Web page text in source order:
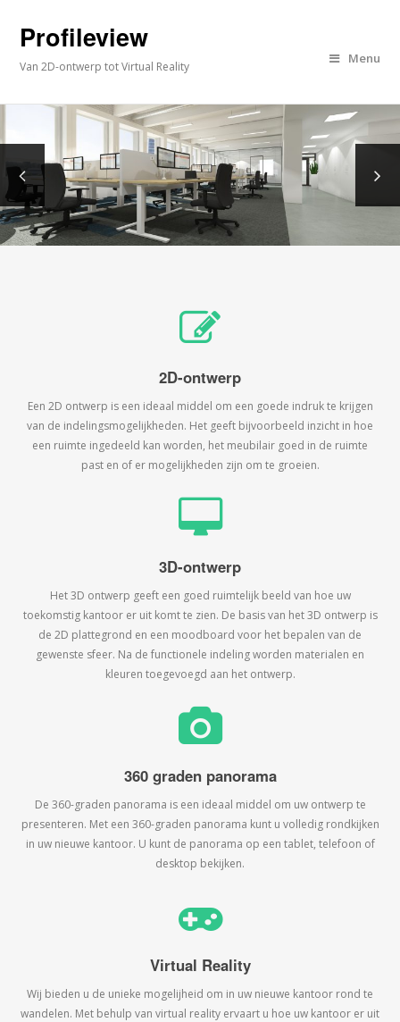
Profileview
Van 2D-ontwerp tot Virtual Reality
Menu
2D-ontwerp
Een 2D ontwerp is een ideaal middel om een goede indruk te krijgen
van de indelingsmogelijkheden. Het geeft bijvoorbeeld inzicht in hoe
een ruimte ingedeeld kan worden, het meubilair goed in de ruimte
past en of er mogelijkheden zijn om te groeien.
3D-ontwerp
Het 3D ontwerp geeft een goed ruimtelijk beeld van hoe uw
toekomstig kantoor er uit komt te zien. De basis van het 3D ontwerp is
de 2D plattegrond en een moodboard voor het bepalen van de
gewenste sfeer. Na de functionele indeling worden materialen en
kleuren toegevoegd aan het ontwerp.
360 graden panorama
De 360-graden panorama is een ideaal middel om uw ontwerp te
presenteren. Met een 360-graden panorama kunt u volledig rondkijken
in uw nieuwe kantoor. U kunt de panorama op een tablet, telefoon of
desktop bekijken.
Virtual Reality
Wij bieden u de unieke mogelijheid om in uw nieuwe kantoor rond te
wandelen. Met behulp van virtual reality ervaart u hoe uw kantoor er uit